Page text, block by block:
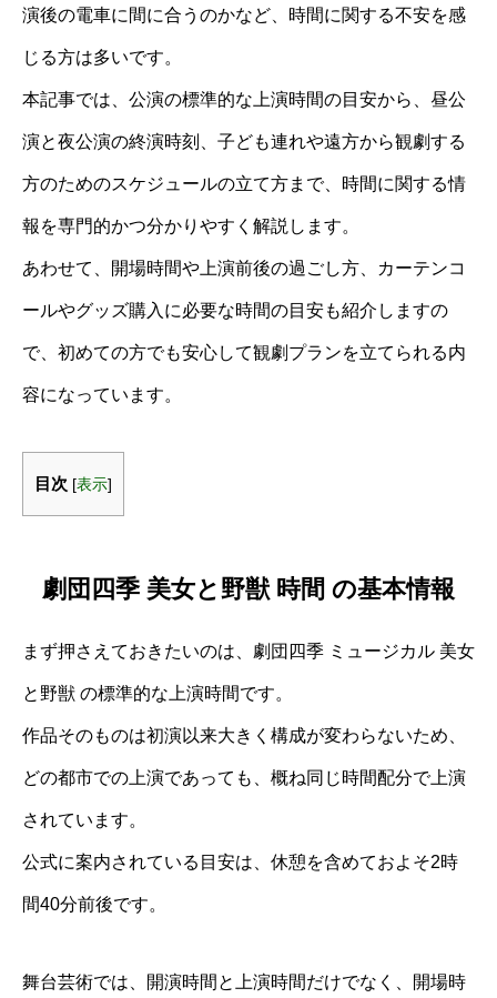
演後の電車に間に合うのかなど、時間に関する不安を感
じる方は多いです。
本記事では、公演の標準的な上演時間の目安から、昼公
演と夜公演の終演時刻、子ども連れや遠方から観劇する
方のためのスケジュールの立て方まで、時間に関する情
報を専門的かつ分かりやすく解説します。
あわせて、開場時間や上演前後の過ごし方、カーテンコ
ールやグッズ購入に必要な時間の目安も紹介しますの
で、初めての方でも安心して観劇プランを立てられる内
容になっています。
目次 [表示]
劇団四季 美女と野獣 時間 の基本情報
まず押さえておきたいのは、劇団四季 ミュージカル 美女
と野獣 の標準的な上演時間です。
作品そのものは初演以来大きく構成が変わらないため、
どの都市での上演であっても、概ね同じ時間配分で上演
されています。
公式に案内されている目安は、休憩を含めておよそ2時
間40分前後です。
舞台芸術では、開演時間と上演時間だけでなく、開場時